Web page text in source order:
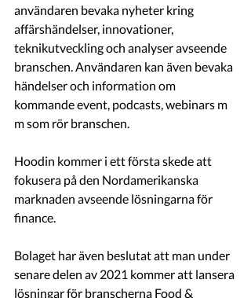
användaren bevaka nyheter kring
affärshändelser, innovationer,
teknikutveckling och analyser avseende
branschen. Användaren kan även bevaka
händelser och information om
kommande event, podcasts, webinars m
m som rör branschen.
Hoodin kommer i ett första skede att
fokusera på den Nordamerikanska
marknaden avseende lösningarna för
finance.
Bolaget har även beslutat att man under
senare delen av 2021 kommer att lansera
lösningar för branscherna Food &